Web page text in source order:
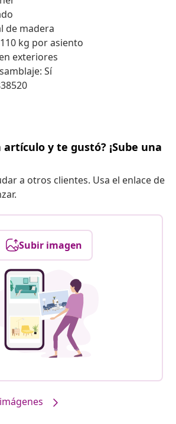
de madera
kg por asiento
exteriores
Sí
y te gustó? ¡Sube una
a otros clientes. Usa el enlace de
Subir imagen